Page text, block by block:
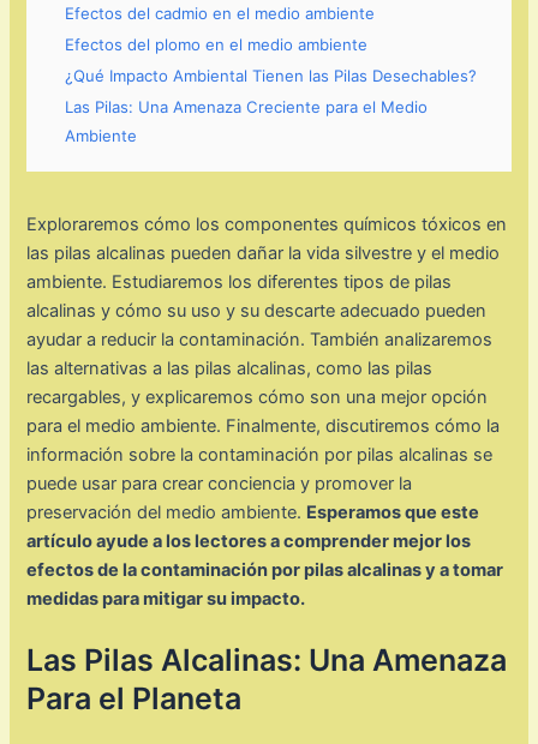
Efectos del cadmio en el medio ambiente
Efectos del plomo en el medio ambiente
¿Qué Impacto Ambiental Tienen las Pilas Desechables?
Las Pilas: Una Amenaza Creciente para el Medio
Ambiente
Exploraremos cómo los componentes químicos tóxicos en
las pilas alcalinas pueden dañar la vida silvestre y el medio
ambiente. Estudiaremos los diferentes tipos de pilas
alcalinas y cómo su uso y su descarte adecuado pueden
ayudar a reducir la contaminación. También analizaremos
las alternativas a las pilas alcalinas, como las pilas
recargables, y explicaremos cómo son una mejor opción
para el medio ambiente. Finalmente, discutiremos cómo la
información sobre la contaminación por pilas alcalinas se
puede usar para crear conciencia y promover la
preservación del medio ambiente. Esperamos que este
artículo ayude a los lectores a comprender mejor los
efectos de la contaminación por pilas alcalinas y a tomar
medidas para mitigar su impacto.
Las Pilas Alcalinas: Una Amenaza
Para el Planeta